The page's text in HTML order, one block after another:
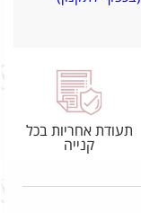
תעודת אחריות בכל
קנייה